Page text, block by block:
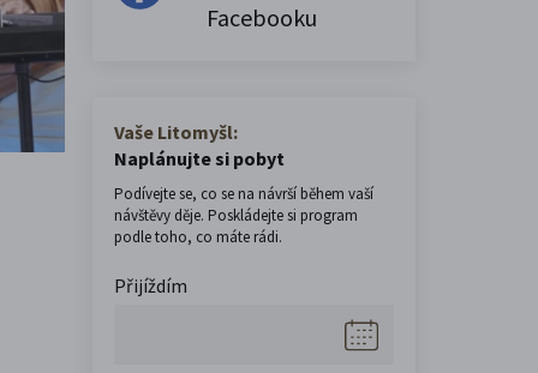
Facebooku
Vaše Litomyšl:
Naplánujte si pobyt
Podívejte se, co se na návrší během vaší
návštěvy děje. Poskládejte si program
podle toho, co máte rádi.
Přijíždím